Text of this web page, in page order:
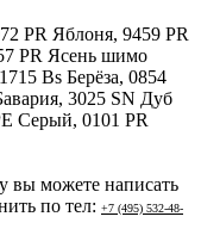
PR Яблоня, 9459 PR
PR Ясень шимо
Bs Берёза, 0854
3025 SN Дуб
Серый, 0101 PR
вы можете написать
по тел: +7 (495) 532-48-